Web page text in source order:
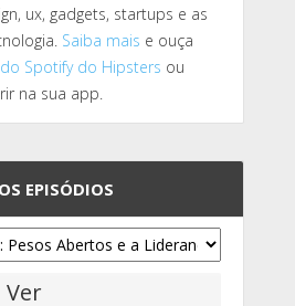
ux, gadgets, startups e as
Saiba mais e ouça
Spotify do Hipsters ou
na sua app.
EPISÓDIOS